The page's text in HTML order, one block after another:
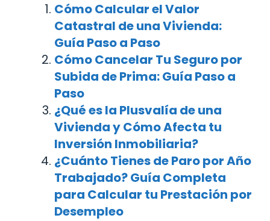
Cómo Calcular el Valor
Catastral de una Vivienda:
Guía Paso a Paso
Cómo Cancelar Tu Seguro por
Subida de Prima: Guía Paso a
Paso
¿Qué es la Plusvalía de una
Vivienda y Cómo Afecta tu
Inversión Inmobiliaria?
¿Cuánto Tienes de Paro por Año
Trabajado? Guía Completa
para Calcular tu Prestación por
Desempleo